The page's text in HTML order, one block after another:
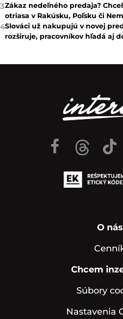
3Zákaz nedeľného predaja?
otriasa v Rakúsku, Poľsku či
4Slováci už nakupujú v novej
rozširuje, pracovníkov hľadá aj
O nás
Chcem
Súbory
Nastavenia